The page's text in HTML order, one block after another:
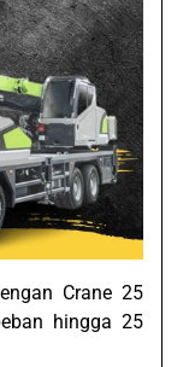
Crane 25
hingga 25